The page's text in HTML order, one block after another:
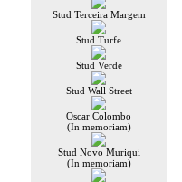
Stud Terceira Margem
Stud Turfe
Stud Verde
Stud Wall Street
Oscar Colombo
(In memoriam)
Stud Novo Muriqui
(In memoriam)